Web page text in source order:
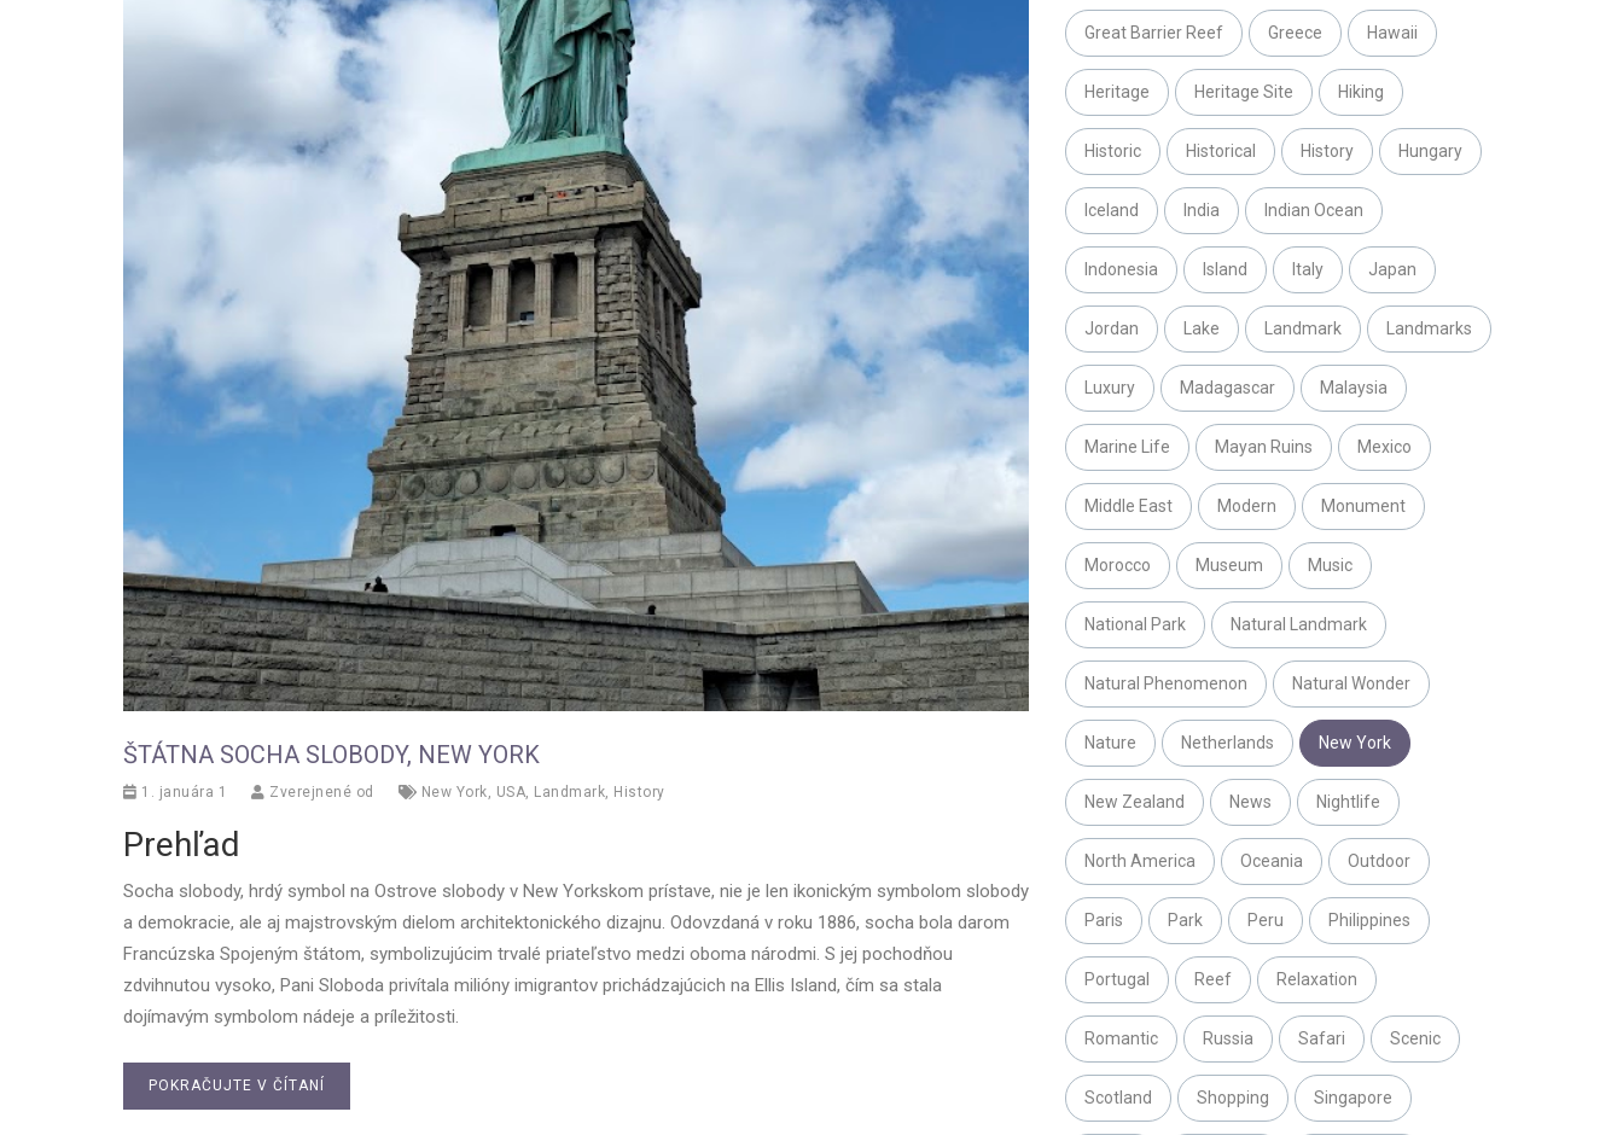
ŠTÁTNA SOCHA SLOBODY, NEW YORK
1. januára 1 Zverejnené od New York, USA, Landmark, History
Prehľad
Socha slobody, hrdý symbol na Ostrove slobody v New Yorkskom prístave, nie je len ikonickým symbolom slobody
a demokracie, ale aj majstrovským dielom architektonického dizajnu. Odovzdaná v roku 1886, socha bola darom
Francúzska Spojeným štátom, symbolizujúcim trvalé priateľstvo medzi oboma národmi. S jej pochodňou
zdvihnutou vysoko, Pani Sloboda privítala milióny imigrantov prichádzajúcich na Ellis Island, čím sa stala
dojímavým symbolom nádeje a príležitosti.
POKRAČUJTE V ČÍTANÍ
Great Barrier Reef Greece Hawaii
Heritage Heritage Site Hiking
Historic Historical History Hungary
Iceland India Indian Ocean
Indonesia Island Italy Japan
Jordan Lake Landmark Landmarks
Luxury Madagascar Malaysia
Marine Life Mayan Ruins Mexico
Middle East Modern Monument
Morocco Museum Music
National Park Natural Landmark
Natural Phenomenon Natural Wonder
Nature Netherlands New York
New Zealand News Nightlife
North America Oceania Outdoor
Paris Park Peru Philippines
Portugal Reef Relaxation
Romantic Russia Safari Scenic
Scotland Shopping Singapore